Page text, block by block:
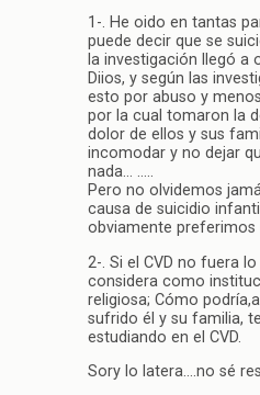
1-. He oido en tantas
puede decir que se
la investigación llegó a
Diios, y según las
esto por abuso y
por la cual tomaron la
dolor de ellos y sus
incomodar y no dejar
nada… …..
Pero no olvidemos
causa de suicidio
obviamente preferimos
2-. Si el CVD no fuera
considera como
religiosa; Cómo
sufrido él y su familia,
estudiando en el CVD.
Sory lo latera….no sé